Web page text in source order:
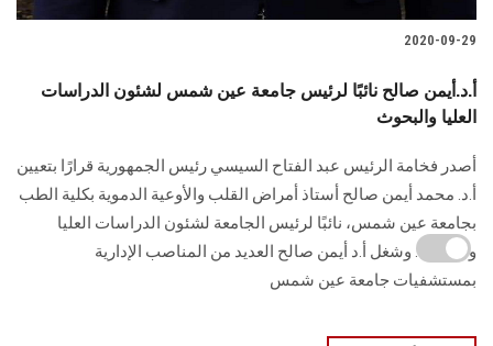
2020-09-29
أ.د.أيمن صالح نائبًا لرئيس جامعة عين شمس لشئون الدراسات
العليا والبحوث
أصدر فخامة الرئيس عبد الفتاح السيسي رئيس الجمهورية قرارًا بتعيين
أ.د. محمد أيمن صالح أستاذ أمراض القلب والأوعية الدموية بكلية الطب
بجامعة عين شمس، نائبًا لرئيس الجامعة لشئون الدراسات العليا
والبحوث. وشغل أ.د أيمن صالح العديد من المناصب الإدارية
بمستشفيات جامعة عين شمس